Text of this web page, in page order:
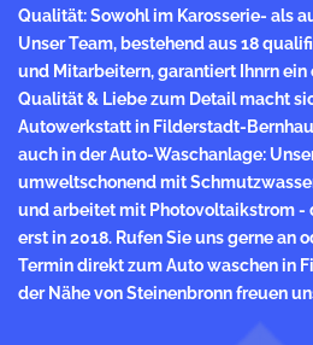
Qualität: Sowohl im Karosserie- als
Unser Team, bestehend aus 18
und Mitarbeitern, garantiert Ihnrn ein
Qualität & Liebe zum Detail macht
Autowerkstatt in Filderstadt-
auch in der Auto-Waschanlage:
umweltschonend mit
und arbeitet mit Photovoltaikstrom -
erst in 2018. Rufen Sie uns gerne an
Termin direkt zum Auto waschen in
der Nähe von Steinenbronn freuen